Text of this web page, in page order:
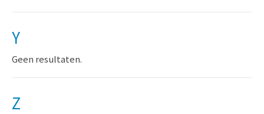
Y
Geen resultaten.
Z